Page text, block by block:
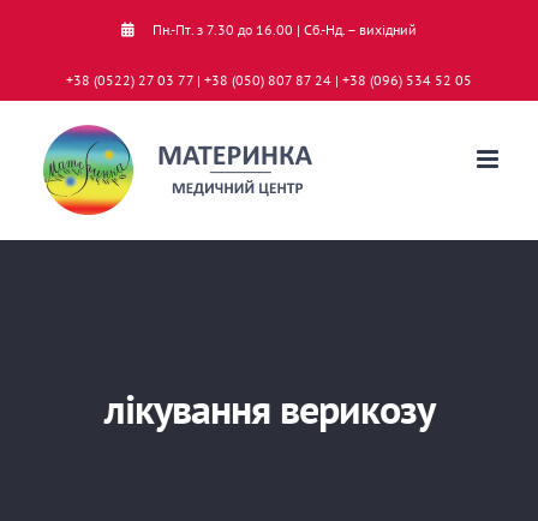
Пн.-Пт. з 7.30 до 16.00 | Сб.-Нд. – вихідний
+38 (0522) 27 03 77 | +38 (050) 807 87 24 | +38 (096) 534 52 05
лікування верикозу